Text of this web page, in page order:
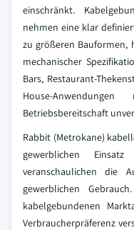
einschränkt.
nehmen eine klar
zu größeren Bauformen,
mechanischer
Bars, Restaurant-
House-
Betriebsbereitschaft
Rabbit (Metrokane)
gewerblichen Einsatz
veranschaulichen die
gewerblichen
kabelgebundenen
Verbraucherpräferenz